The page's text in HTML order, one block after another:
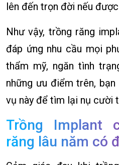
lên đến trọn đời nếu
Như vậy, trồng răng
đáp ứng nhu cầu mọi
thẩm mỹ, ngăn tình
những ưu điểm trên,
vụ này để tìm lại nụ cười
Trồng Implant
răng lâu năm có